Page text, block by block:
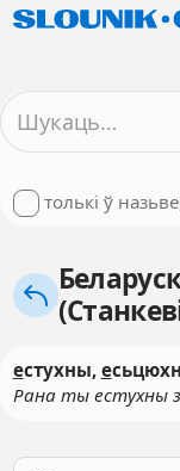
толькі ў назьве
естухны, е
Рана ты естухны